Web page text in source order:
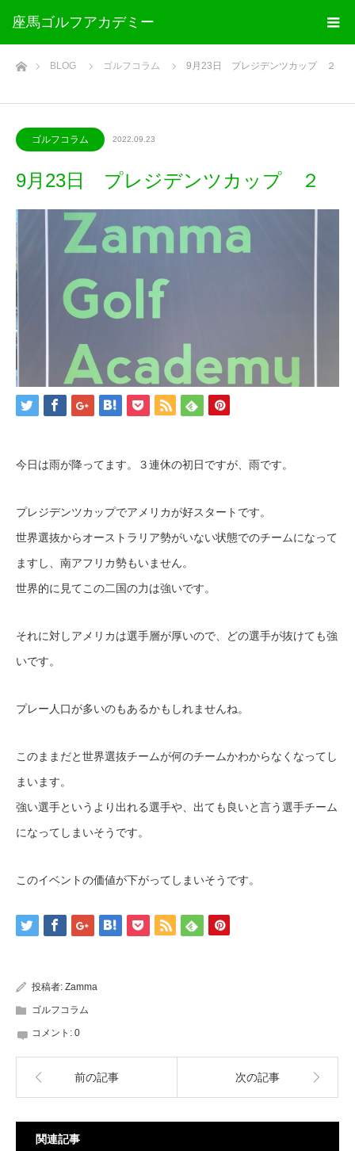
座馬ゴルフアカデミー
ホームBLOG ゴルフコラム 9月23日 プレジデンツカップ ２
ゴルフコラム 2022.09.23
9月23日 プレジデンツカップ ２
今日は雨が降ってます。３連休の初日ですが、雨です。
プレジデンツカップでアメリカが好スタートです。
世界選抜からオーストラリア勢がいない状態でのチームになって
ますし、南アフリカ勢もいません。
世界的に見てこの二国の力は強いです。
それに対しアメリカは選手層が厚いので、どの選手が抜けても強
いです。
プレー人口が多いのもあるかもしれませんね。
このままだと世界選抜チームが何のチームかわからなくなってし
まいます。
強い選手というより出れる選手や、出ても良いと言う選手チーム
になってしまいそうです。
このイベントの価値が下がってしまいそうです。
投稿者: Zamma
ゴルフコラム
コメント: 0
前の記事 次の記事
関連記事